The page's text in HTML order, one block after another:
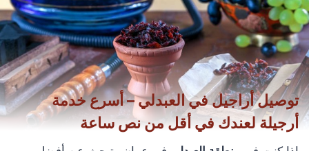
توصيل أراجيل في العبدلي – أسرع خدمة
أرجيلة لعندك في أقل من نص ساعة